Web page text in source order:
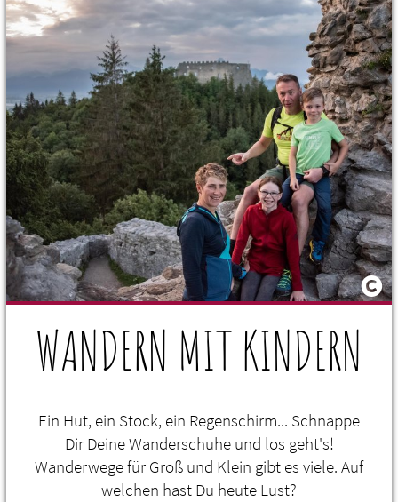
WANDERN MIT KINDERN
Ein Hut, ein Stock, ein Regenschirm... Schnappe
Dir Deine Wanderschuhe und los geht's!
Wanderwege für Groß und Klein gibt es viele. Auf
welchen hast Du heute Lust?